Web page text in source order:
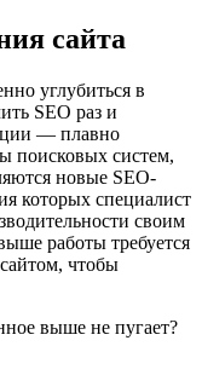
сайта
углубиться в
SEO раз и
— плавно
поисковых систем,
новые SEO-
которых специалист
своим
работы требуется
чтобы
выше не пугает?